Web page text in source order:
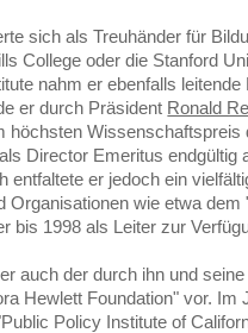
sich als Treuhänder für
College oder die Stanford
nahm er ebenfalls
er durch Präsident Ronald
höchsten
Director Emeritus endgültig
entfaltete er jedoch ein
Organisationen wie etwa
bis 1998 als Leiter zur
auch der durch ihn und
Hewlett Foundation" vor. Im
Policy Institute of